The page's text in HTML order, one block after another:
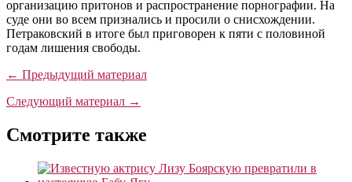
организацию притонов и распространение порнографии. На
суде они во всем признались и просили о снисхождении.
Петраковский в итоге был приговорен к пяти с половиной
годам лишения свободы.
← Предыдущий материал
Следующий материал →
Смотрите также